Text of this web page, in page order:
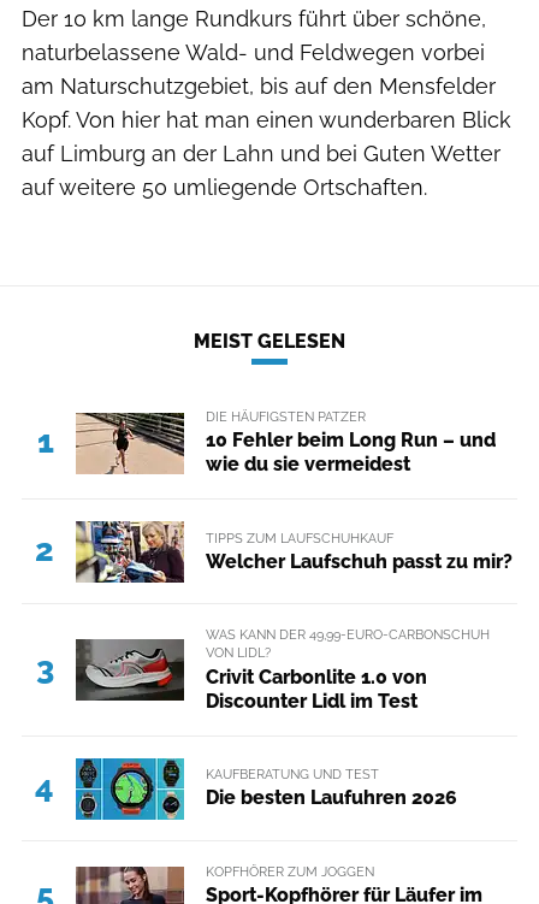
Der 10 km lange Rundkurs führt über schöne,
naturbelassene Wald- und Feldwegen vorbei
am Naturschutzgebiet, bis auf den Mensfelder
Kopf. Von hier hat man einen wunderbaren Blick
auf Limburg an der Lahn und bei Guten Wetter
auf weitere 50 umliegende Ortschaften.
MEIST GELESEN
1
DIE HÄUFIGSTEN PATZER
10 Fehler beim Long Run – und
wie du sie vermeidest
2 TIPPS ZUM LAUFSCHUHKAUF
Welcher Laufschuh passt zu mir?
3
WAS KANN DER 49,99-EURO-CARBONSCHUH
VON LIDL?
Crivit Carbonlite 1.0 von
Discounter Lidl im Test
4 KAUFBERATUNG UND TEST
Die besten Laufuhren 2026
5
KOPFHÖRER ZUM JOGGEN
Sport-Kopfhörer für Läufer im